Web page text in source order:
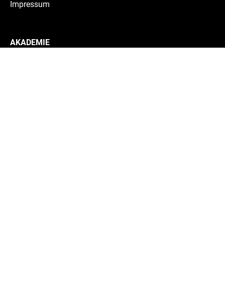
Impressum
AKADEMIE